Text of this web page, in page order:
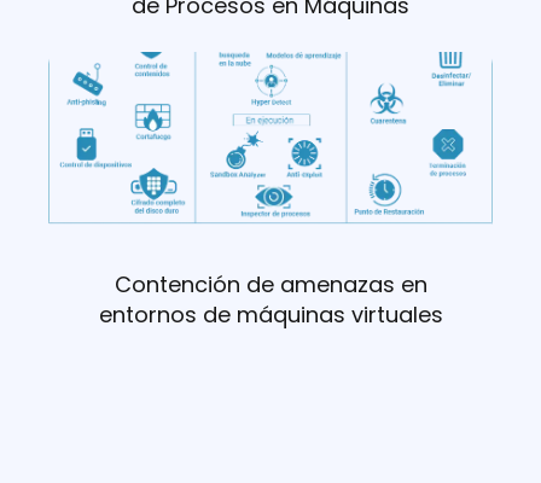
Contención de amenazas en
entornos de máquinas virtuales